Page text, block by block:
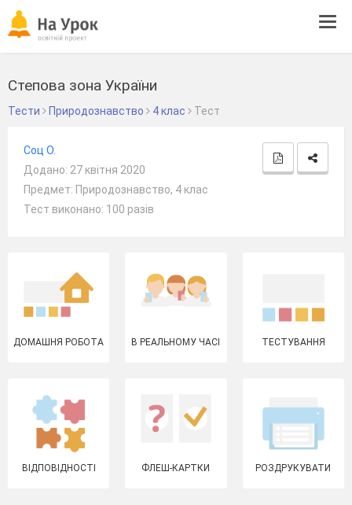
Степова зона України
Тести Природознавство 4 клас Тест
Соц О.
Додано: 27 квітня 2020
Предмет: Природознавство, 4 клас
Тест виконано: 100 разів
ДОМАШНЯ РОБОТА В РЕАЛЬНОМУ ЧАСІ ТЕСТУВАННЯ
ВІДПОВІДНОСТІ ФЛЕШ-КАРТКИ РОЗДРУКУВАТИ